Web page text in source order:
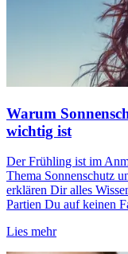
Warum
wichtig ist
Der Frühling ist im
Thema Sonnenschutz
erklären Dir alles
Partien Du auf keinen
Lies mehr